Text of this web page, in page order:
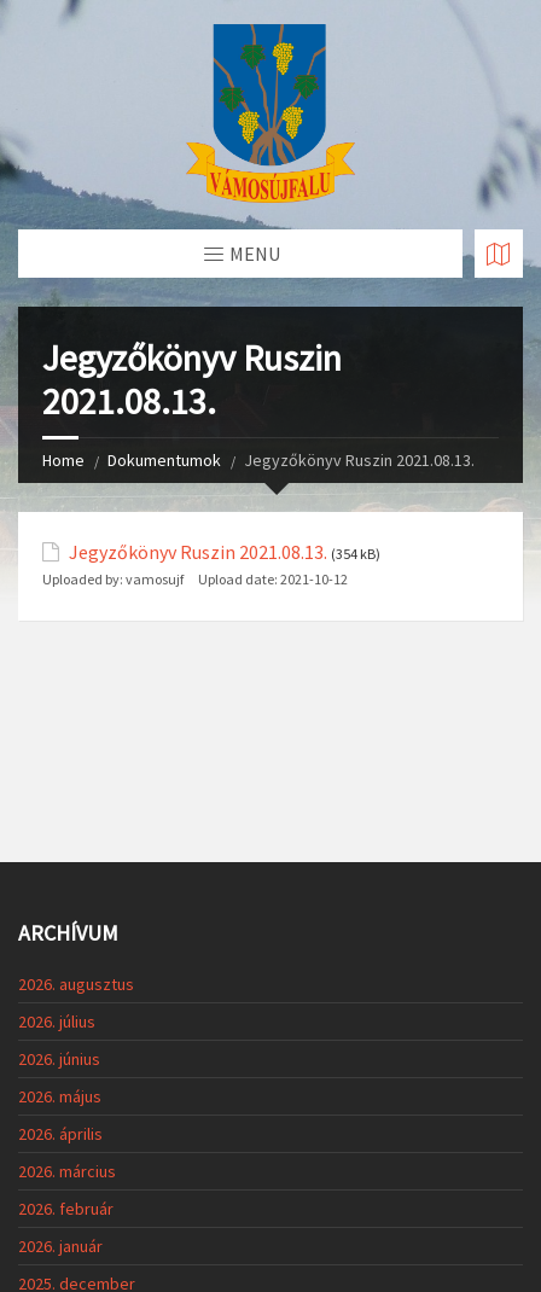
Skip
MENU
Jegyzőkönyv Ruszin
2021.08.13.
Home Dokumentumok Jegyzőkönyv Ruszin 2021.08.13.
Jegyzőkönyv Ruszin 2021.08.13. (354 kB)
Uploaded by: vamosujf Upload date: 2021-10-12
ARCHÍVUM
2026. augusztus
2026. július
2026. június
2026. május
2026. április
2026. március
2026. február
2026. január
2025. december